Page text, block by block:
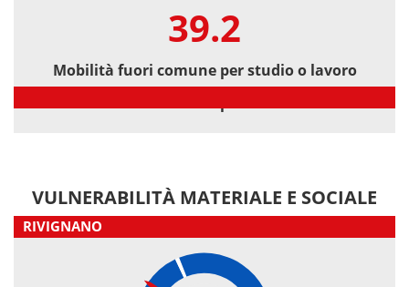
39.2
Mobilità fuori comune per studio o lavoro
VULNERABILITÀ MATERIALE E SOCIALE
RIVIGNANO